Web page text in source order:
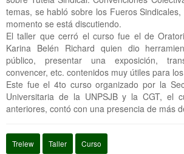
temas, se habló sobre los Fueros
momento se está discutiendo.
El taller que cerró el curso fue el de
Karina Belén Richard quien dio
público, presentar una exposición,
convencer, etc. contenidos muy útiles para
Este fue el 4to curso organizado por la
Universitaria de la UNPSJB y la CGT, el
anteriores, contó con una presencia de más
Trelew Taller Curso